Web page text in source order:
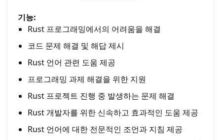
기능:
Rust 프로그래밍에서의 어려움을 해결
코드 문제 해결 및 해답 제시
Rust 언어 관련 도움 제공
프로그래밍 과제 해결을 위한 지원
Rust 프로젝트 진행 중 발생하는 문제 해결
Rust 개발자를 위한 신속하고 효과적인 도움 제공
Rust 언어에 대한 전문적인 조언과 지침 제공